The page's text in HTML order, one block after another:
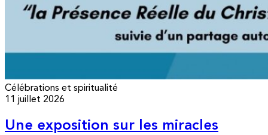
Célébrations et spiritualité
11 juillet 2026
Une exposition sur les miracles